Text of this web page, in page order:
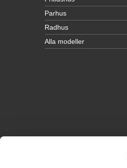
Parhus
Radhus
Alla modeller